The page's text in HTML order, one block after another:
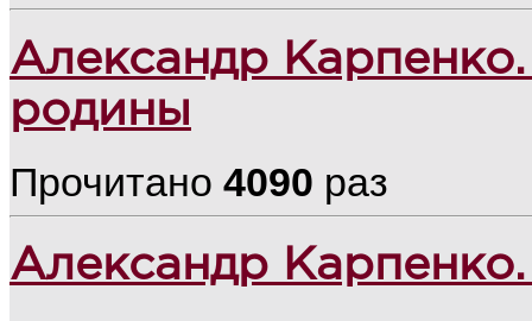
Александр
родины
Прочитано 4090 раз
Александр